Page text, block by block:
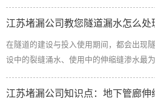
使用都可以很好的解决电厂冷却塔的渗漏
1、高压灌浆堵漏技术水...
一起来看看。 地下室顶板裂缝怎么处理 解
20～30cm距离设置设一个注入口，注入口
较通畅的部位，贴上胶带，预留； 4、封
胶，沿裂缝表面涂刮，留出注入口；...
在隧道的建设与投入使用期间，都会出现
设中的裂缝涌水、使用中的伸缩缝渗水最
决方法，一起看看。 隧道渗漏水堵漏方法